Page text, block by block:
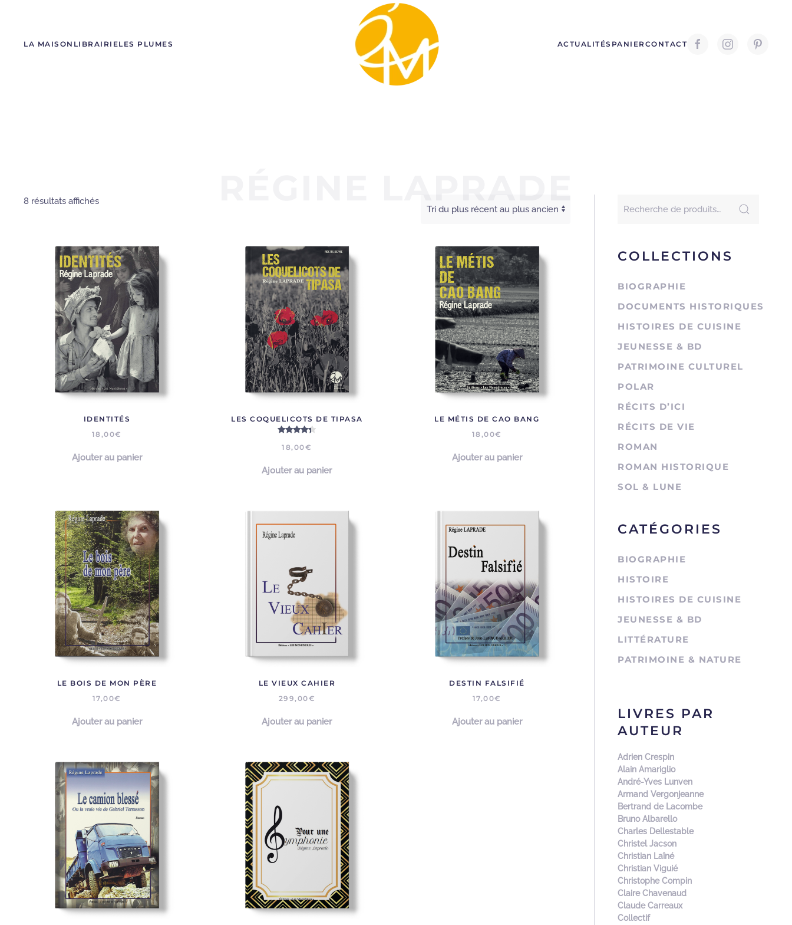
LA MAISON LIBRAIRIELES PLUMES ACTUALITÉS PANIERCONTACT
8 résultats affichésTrié
au
plus
ancien
IDENTITÉS
18,00€
Ajouter au panier
LES COQUELICOTS DE TIPASA
18,00€
Ajouter au panier
LE MÉTIS DE CAO BANG
18,00€
Ajouter au panier
LE BOIS DE MON PÈRE
17,00€
Ajouter au panier
LE VIEUX CAHIER
299,00€
Ajouter au panier
DESTIN FALSIFIÉ
17,00€
Ajouter au panier
pour :
COLLECTIONS
BIOGRAPHIE
DOCUMENTS HISTORIQUES
HISTOIRES DE CUISINE
JEUNESSE & BD
PATRIMOINE CULTUREL
POLAR
RÉCITS D’ICI
RÉCITS DE VIE
ROMAN
ROMAN HISTORIQUE
SOL & LUNE
CATÉGORIES
BIOGRAPHIE
HISTOIRE
HISTOIRES DE CUISINE
JEUNESSE & BD
LITTÉRATURE
PATRIMOINE & NATURE
LIVRES PAR
AUTEUR
Adrien Crespin
Alain Amariglio
André-Yves Lunven
Armand Vergonjeanne
Bertrand de Lacombe
Bruno Albarello
Charles Dellestable
Christel Jacson
Christian Laîné
Christian Viguié
Christophe Compin
Claire Chavenaud
Claude Carreaux
Collectif